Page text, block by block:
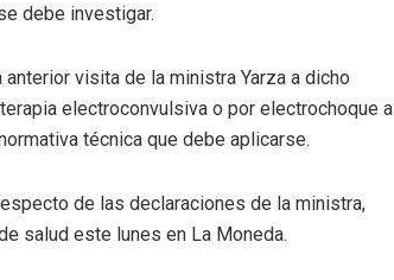
debe investigar.
visita de la ministra Yarza a dicho
electroconvulsiva o por electrochoque a
técnica que debe aplicarse.
de las declaraciones de la ministra,
salud este lunes en La Moneda.